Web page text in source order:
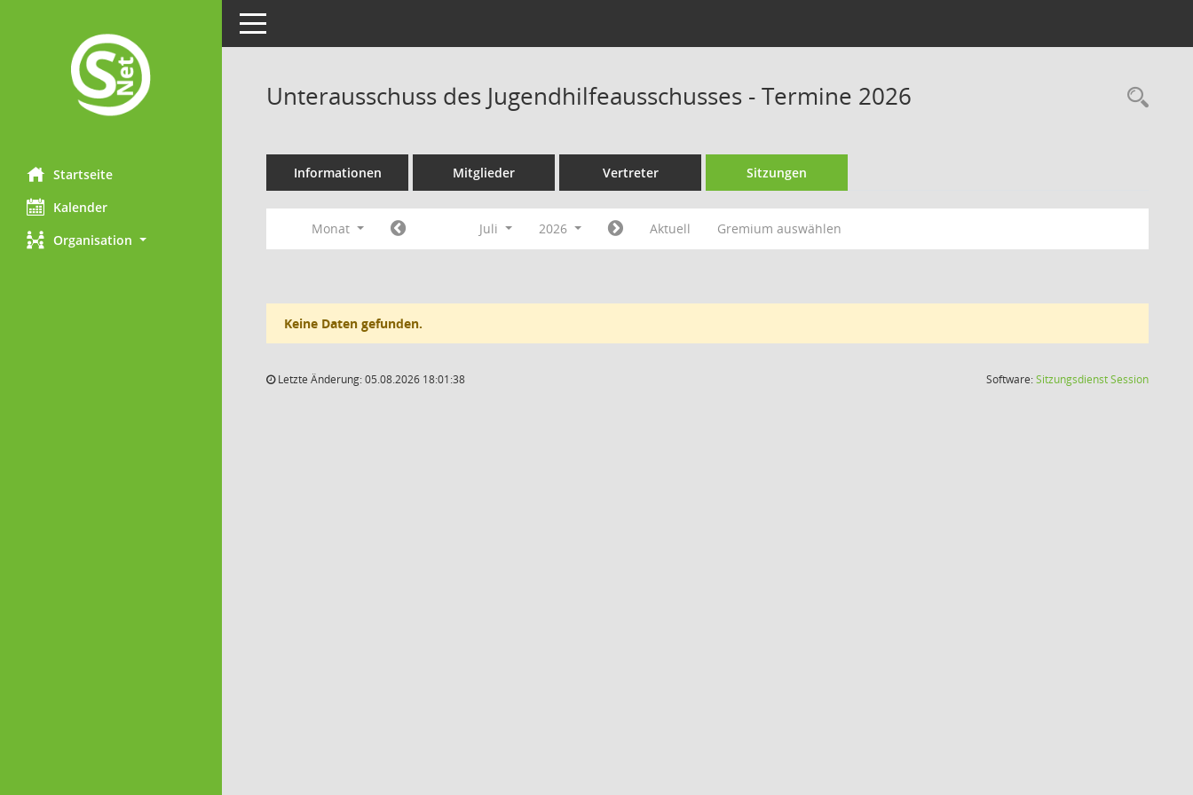
Startseite
Kalender
Organisation
Toggle navigation
Unterausschuss des Jugendhilfeausschusses - Termine 2026
Informationen Mitglieder Vertreter Sitzungen
Monat Juli 2026 Aktuell Gremium auswählen
Keine Daten gefunden.
Letzte Änderung: 05.08.2026 18:01:38 Software:SitzungsdienstSession(Wird in